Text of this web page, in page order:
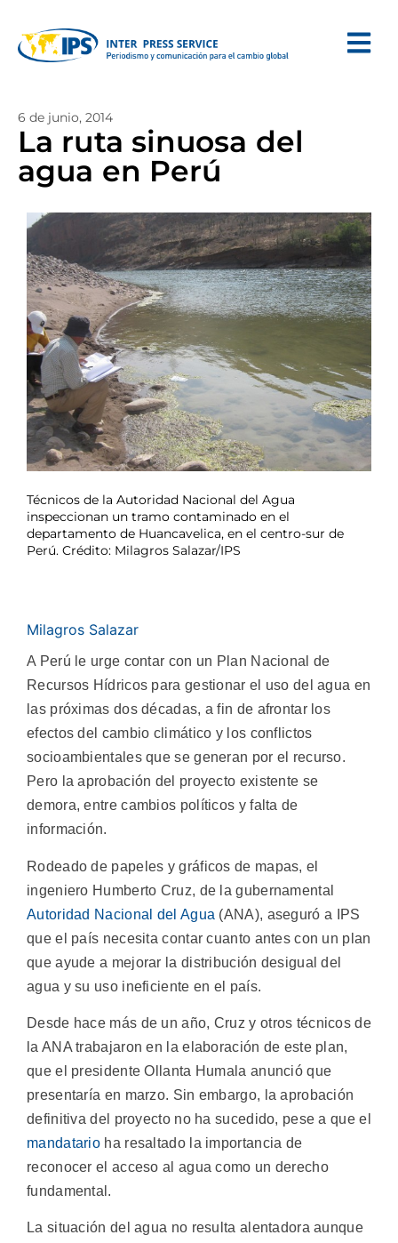
6 de junio, 2014
La ruta sinuosa del
agua en Perú
Técnicos de la Autoridad Nacional del Agua
inspeccionan un tramo contaminado en el
departamento de Huancavelica, en el centro-sur de
Perú. Crédito: Milagros Salazar/IPS
Milagros Salazar
A Perú le urge contar con un Plan Nacional de
Recursos Hídricos para gestionar el uso del agua en
las próximas dos décadas, a fin de afrontar los
efectos del cambio climático y los conflictos
socioambientales que se generan por el recurso.
Pero la aprobación del proyecto existente se
demora, entre cambios políticos y falta de
información.
Rodeado de papeles y gráficos de mapas, el
ingeniero Humberto Cruz, de la gubernamental
Autoridad Nacional del Agua (ANA), aseguró a IPS
que el país necesita contar cuanto antes con un plan
que ayude a mejorar la distribución desigual del
agua y su uso ineficiente en el país.
Desde hace más de un año, Cruz y otros técnicos de
la ANA trabajaron en la elaboración de este plan,
que el presidente Ollanta Humala anunció que
presentaría en marzo. Sin embargo, la aprobación
definitiva del proyecto no ha sucedido, pese a que el
mandatario ha resaltado la importancia de
reconocer el acceso al agua como un derecho
fundamental.
La situación del agua no resulta alentadora aunque